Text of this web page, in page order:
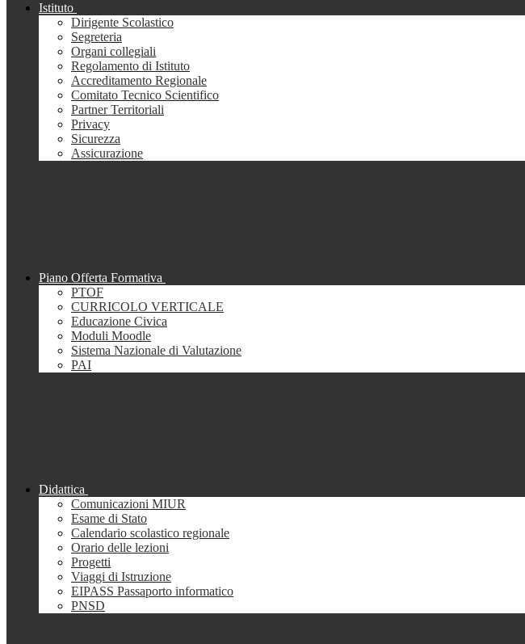
Istituto
Dirigente Scolastico
Segreteria
Organi collegiali
Regolamento di Istituto
Accreditamento Regionale
Comitato Tecnico Scientifico
Partner Territoriali
Privacy
Sicurezza
Assicurazione
Piano Offerta Formativa
PTOF
CURRICOLO VERTICALE
Educazione Civica
Moduli Moodle
Sistema Nazionale di Valutazione
PAI
Didattica
Comunicazioni MIUR
Esame di Stato
Calendario scolastico regionale
Orario delle lezioni
Progetti
Viaggi di Istruzione
EIPASS Passaporto informatico
PNSD